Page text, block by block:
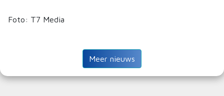
Foto: T7 Media
Meer nieuws